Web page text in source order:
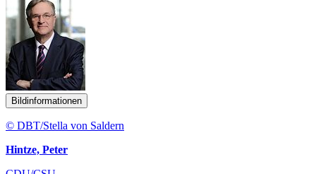
Bildinformationen
© DBT/Stella von Saldern
Hintze, Peter